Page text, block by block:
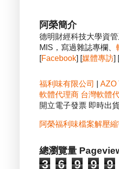
阿榮簡介
德明財經科技大學資
MIS，寫過雜誌專欄、
[Facebook] [媒體專訪] [
福利味有限公司
AZO
軟體代理商 台灣軟體
開立電子發票 即時出
阿榮福利味檔案解壓
總瀏覽量
3 6 9 9 9